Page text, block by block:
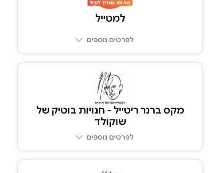
למטייל
לפרטים נוספים
מקס ברנר ריטייל - חנויות בוטיק של
שוקולד
לפרטים נוספים